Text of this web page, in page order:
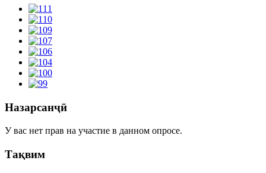
Назарсанҷӣ
У вас нет прав на участие в данном опросе.
Тақвим